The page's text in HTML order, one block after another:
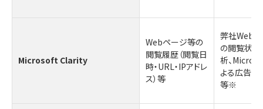
Microsoft Clarity
Webページ等の
閲覧履歴（閲覧日
時・URL・IPアドレ
ス）等
弊社Web
の閲覧状況
析、
よる広告の
等※